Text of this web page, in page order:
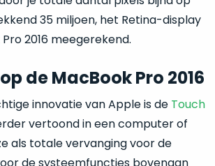
35 miljoen, het Retina-display
2016 meegerekend.
de MacBook Pro 2016
innovatie van Apple is de Touch
vertoond in een computer of
als totale vervanging voor de